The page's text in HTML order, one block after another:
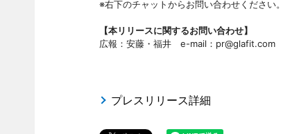
※右下のチャットからお問い合わせください。
【本リリースに関するお問い合わせ】
広報：安藤・福井 e-mail：pr@glafit.com
プレスリリース詳細